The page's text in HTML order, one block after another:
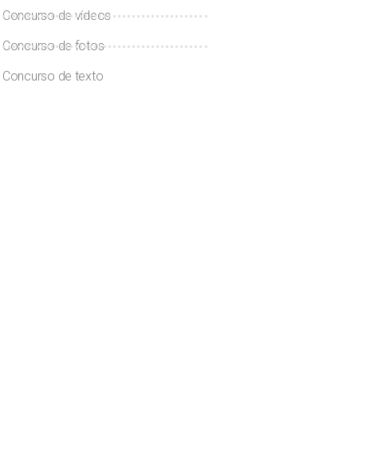
Concurso de vídeos
Concurso de fotos
Concurso de texto